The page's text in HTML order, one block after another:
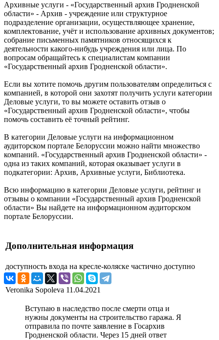
Архивные услуги - «Государственный архив Гродненской
области» - Архив - учреждение или структурное
подразделение организации, осуществляющее хранение,
комплектование, учёт и использование архивных документов;
собрание письменных памятников относящихся к
деятельности какого-нибудь учреждения или лица. По
вопросам обращайтесь к специалистам компании
«Государственный архив Гродненской области».
Если вы хотите помочь другим пользователям определиться с
компанией, в которой они захотят получить услуги категории
Деловые услуги, то вы можете оставить отзыв о
«Государственный архив Гродненской области», чтобы
помочь составить её точный рейтинг.
В категории Деловые услуги на информационном
аудиторском портале Белоруссии можно найти множество
компаний. «Государственный архив Гродненской области» -
одна из таких компаний, которая оказывает услуги в
подкатегории: Архив, Архивные услуги, Библиотека.
Всю информацию в категории Деловые услуги, рейтинг и
отзывы о компании «Государственный архив Гродненской
области» Вы найдете на информационном аудиторском
портале Белоруссии.
Дополнительная информация
доступность входа на кресле-коляске частично доступно
Veronika Sopoleva 11.04.2021
Вступаю в наследство после смерти отца и
нужны документы на строительство гаража. Я
отправила по почте заявление в Госархив
Гродненской области. Через 15 дней ответ